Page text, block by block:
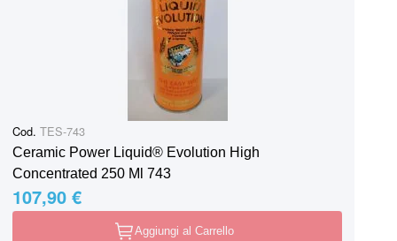
Cod. TES-743
Ceramic Power Liquid® Evolution High
Concentrated 250 Ml 743
107,90 €
Aggiungi al Carrello